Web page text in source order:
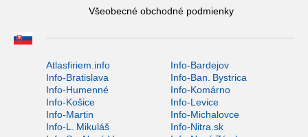
Všeobecné obchodné podmienky
Atlasfiriem.info
Info-Bardejov
Info-Bratislava
Info-Ban. Bystrica
Info-Humenné
Info-Komárno
Info-Košice
Info-Levice
Info-Martin
Info-Michalovce
Info-L. Mikuláš
Info-Nitra.sk